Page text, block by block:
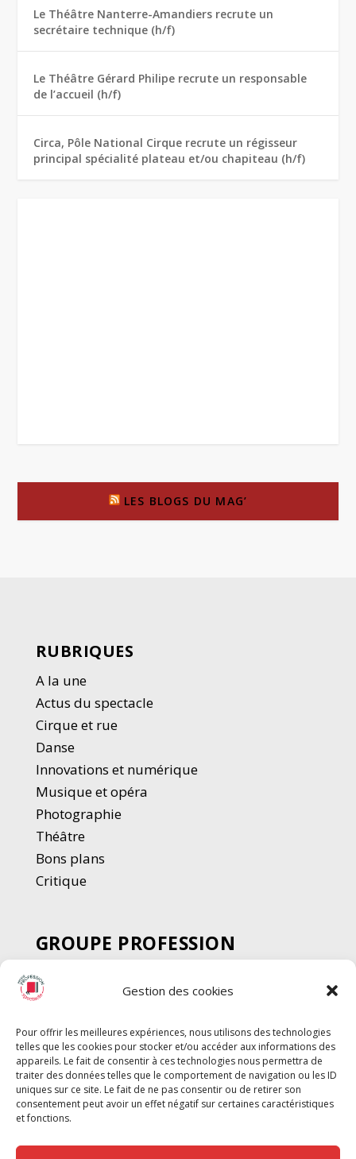
Gestion des cookies
Pour offrir les meilleures expériences, nous utilisons des technologies
telles que les cookies pour stocker et/ou accéder aux informations des
appareils. Le fait de consentir à ces technologies nous permettra de
traiter des données telles que le comportement de navigation ou les ID
uniques sur ce site. Le fait de ne pas consentir ou de retirer son
consentement peut avoir un effet négatif sur certaines caractéristiques
et fonctions.
Le Théâtre Nanterre-Amandiers recrute un
secrétaire technique (h/f)
Le Théâtre Gérard Philipe recrute un responsable
de l’accueil (h/f)
Circa, Pôle National Cirque recrute un régisseur
principal spécialité plateau et/ou chapiteau (h/f)
LES BLOGS DU MAG’
RUBRIQUES
A la une
Actus du spectacle
Cirque et rue
Danse
Innovations et numérique
Musique et opéra
Photographie
Théâtre
Bons plans
Critique
GROUPE PROFESSION
SPECTACLE
Chèque Intermittents
Chèque Compta
Chèque Emploi Spectacle
G-Pods
Profession Audio-visuel